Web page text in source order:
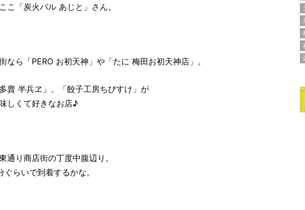
こ「炭火バル あじと」さん。
なら「PERO お初天神」や「たに 梅田お初天神店」。
賣 半兵ヱ」、「餃子工房ちびすけ」が
しくて好きなお店♪
通り商店街の丁度中腹辺り。
らいで到着するかな。